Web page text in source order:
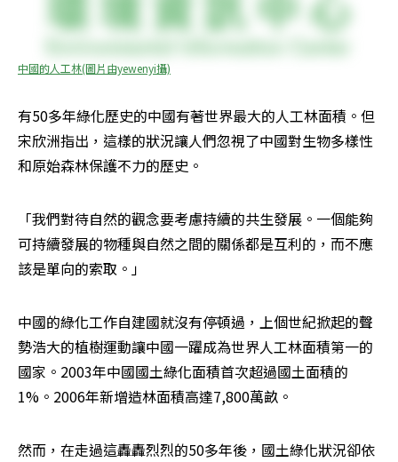
中國的人工林(圖片由yewenyi攝)
有50多年綠化歷史的中國有著世界最大的人工林面積。但
宋欣洲指出，這樣的狀況讓人們忽視了中國對生物多樣性
和原始森林保護不力的歷史。
「我們對待自然的觀念要考慮持續的共生發展。一個能夠
可持續發展的物種與自然之間的關係都是互利的，而不應
該是單向的索取。」
中國的綠化工作自建國就沒有停頓過，上個世紀掀起的聲
勢浩大的植樹運動讓中國一躍成為世界人工林面積第一的
國家。2003年中國國土綠化面積首次超過國土面積的
1%。2006年新增造林面積高達7,800萬畝。
然而，在走過這轟轟烈烈的50多年後，國土綠化狀況卻依